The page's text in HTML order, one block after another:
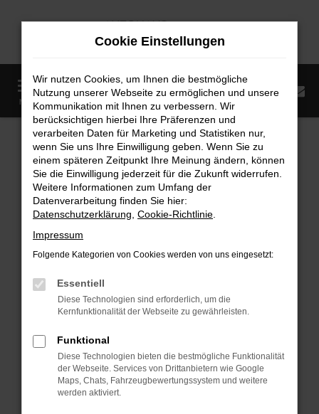
Zum
MENÜ
Startseite Fahrzeugangebote Fahrzeugmarkt
Fahrzeugmarkt
Fehler: Network Error
Beim Laden ist ein Fehler aufgetreten.
Hier sind ein paar Tipps, die dir helfen können:
Überprüfe deine Firewall und deine
Internetverbindung.
deine Suchmaschine?
Prüfe deine Browsererweiterungen.
Manche Erweiterungen, wie Werbeblocker,
können das Laden bestimmter Seiten
Cookie Einstellungen
Wir nutzen Cookies, um Ihnen die bestmögliche
Nutzung unserer Webseite zu ermöglichen und unsere
Kommunikation mit Ihnen zu verbessern. Wir
berücksichtigen hierbei Ihre Präferenzen und
verarbeiten Daten für Marketing und Statistiken nur,
wenn Sie uns Ihre Einwilligung geben. Wenn Sie zu
einem späteren Zeitpunkt Ihre Meinung ändern, können
Sie die Einwilligung jederzeit für die Zukunft widerrufen.
Weitere Informationen zum Umfang der
Datenverarbeitung finden Sie hier:
Datenschutzerklärung Cookie-Richtlinie
Impressum
Folgende Kategorien von Cookies werden von uns eingesetzt:
Essentiell
Diese Technologien sind erforderlich, um die
Kernfunktionalität der Webseite zu gewährleisten.
Funktional
Diese Technologien bieten die bestmögliche Funktionalität
der Webseite. Services von Drittanbietern wie Google
Maps, Chats, Fahrzeugbewertungssystem und weitere
werden aktiviert.